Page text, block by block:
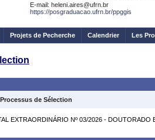
E-mail: heleni.aires@ufrn.br
https://posgraduacao.ufrn.br/ppggis
Projets de Pecherche Calendrier Les
de Sélection
EXTRAORDINÁRIO Nº 03/2026 - DOUTORADO